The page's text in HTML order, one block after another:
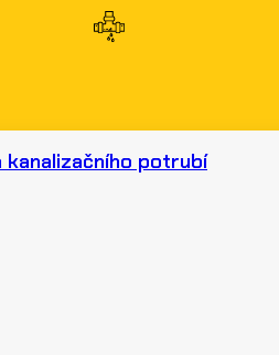
kanalizačního potrubí